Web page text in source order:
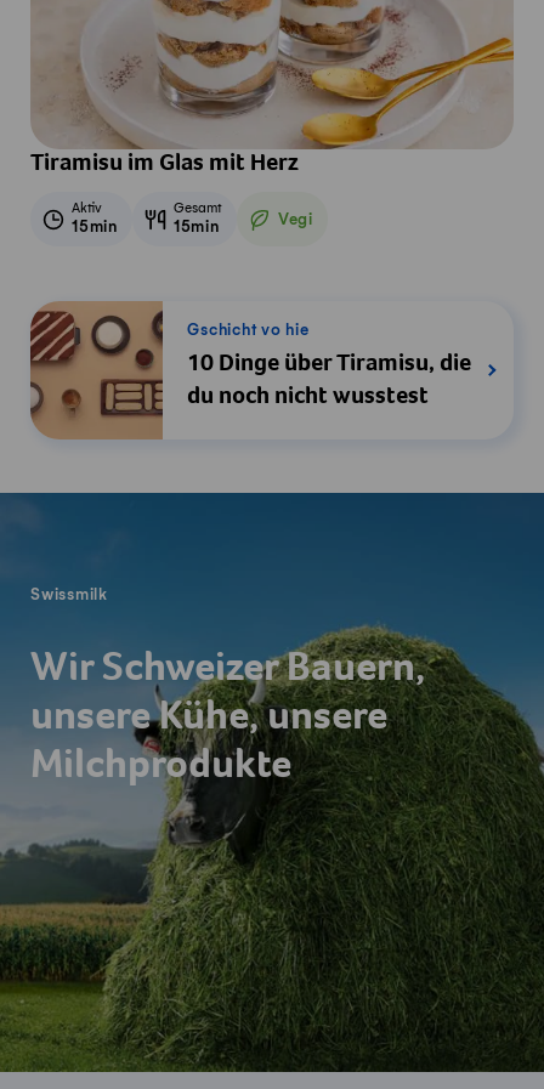
Tiramisu im Glas mit Herz
Aktiv
15min
Gesamt
15min Vegi
Vegetarisch
Gschicht vo hie
10 Dinge über Tiramisu, die
du noch nicht wusstest
Swissmilk
Wir Schweizer Bauern,
unsere Kühe, unsere
Milchprodukte